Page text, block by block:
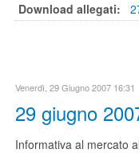
Download allegati:
Venerdì, 29 Giugno 2007 16:31
29 giugno
Informativa al mercato